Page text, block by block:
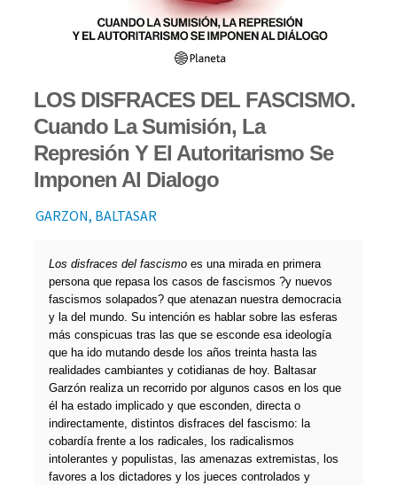
LOS DISFRACES DEL FASCISMO.
Cuando La Sumisión, La
Represión Y El Autoritarismo Se
Imponen Al Dialogo
GARZON, BALTASAR
Los disfraces del fascismoes una mirada en primera
persona que repasa los casos de fascismos ?y nuevos
fascismos solapados? que atenazan nuestra democracia
y la del mundo. Su intención es hablar sobre las esferas
más conspicuas tras las que se esconde esa ideología
que ha ido mutando desde los años treinta hasta las
realidades cambiantes y cotidianas de hoy. Baltasar
Garzón realiza un recorrido por algunos casos en los que
él ha estado implicado y que esconden, directa o
indirectamente, distintos disfraces del fascismo: la
cobardía frente a los radicales, los radicalismos
intolerantes y populistas, las amenazas extremistas, los
favores a los dictadores y los jueces controlados y